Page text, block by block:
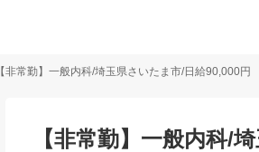
【非常勤】一般内科/埼玉県さいたま市/日給90,000円
【非常勤】一般内科/